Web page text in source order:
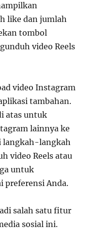
like dan jumlah
tombol
video Reels
video Instagram
tambahan.
atas untuk
lainnya ke
langkah-langkah
video Reels atau
untuk
preferensi Anda.
salah satu fitur
sosial ini.